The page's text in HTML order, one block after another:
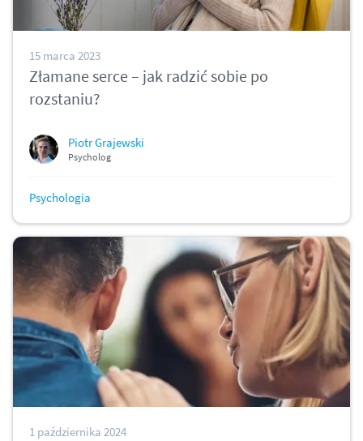
15 marca 2023
Złamane serce – jak radzić sobie po
rozstaniu?
Piotr Grajewski
Psycholog
Psychologia
1 października 2024